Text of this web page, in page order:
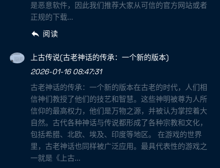
是恶意软件，因此我们推荐大家从可信的官方网站或者
正规的下载...
阅读
上古传说(古老神话的传承：一个新的版本)
2026-01-16 08:47:31
古老神话的传承：一个新的版本在古老的时代，人们相
信神们教授了他们的技艺和智慧。这些神明被尊为人所
信仰的最高权力，他们是万物之源，并被认为掌控着大
自然。古代各种神话与传说都形成了各种宗教和文化，
包括希腊、北欧、埃及、印度等地区。 在游戏的世界
里，古老神话也同样被广泛应用。最具代表性的游戏之
一就是《上古...